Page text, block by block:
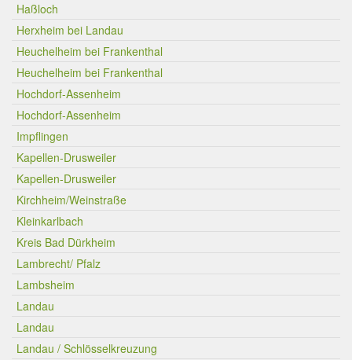
Haßloch
Herxheim bei Landau
Heuchelheim bei Frankenthal
Heuchelheim bei Frankenthal
Hochdorf-Assenheim
Hochdorf-Assenheim
Impflingen
Kapellen-Drusweiler
Kapellen-Drusweiler
Kirchheim/Weinstraße
Kleinkarlbach
Kreis Bad Dürkheim
Lambrecht/ Pfalz
Lambsheim
Landau
Landau
Landau / Schlösselkreuzung